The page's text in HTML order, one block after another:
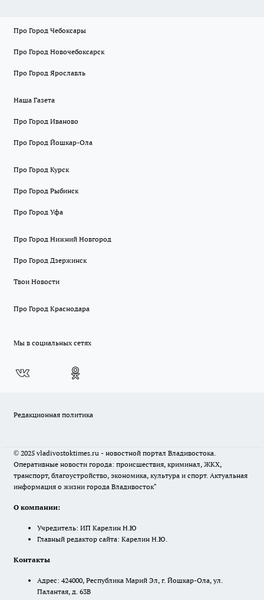
Про Город Чебоксары
Про Город Новочебоксарск
Про Город Ярославль
Наша Газета
Про Город Иваново
Про Город Йошкар-Ола
Про Город Курск
Про Город Рыбинск
Про Город Уфа
Про Город Нижний Новгород
Про Город Дзержинск
Твои Новости
Про Город Краснодара
Мы в социальных сетях
Редакционная политика
© 2025 vladivostoktimes.ru - новостной портал Владивостока.
Оперативные новости города: происшествия, криминал, ЖКХ,
транспорт, благоустройство, экономика, культура и спорт. Актуальная
информация о жизни города Владивосток"
О компании:
Учредитель: ИП Карелин Н.Ю
Главный редактор сайта: Карелин Н.Ю.
Контакты
Адрес: 424000, Республика Марий Эл, г. Йошкар-Ола, ул.
Палантая, д. 63В